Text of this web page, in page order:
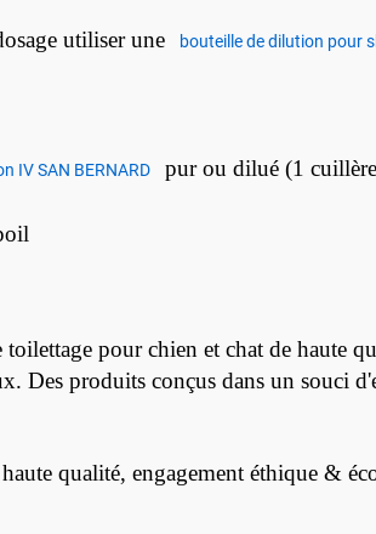
utiliser une bouteille de dilution pour
IV SAN BERNARD
pur ou dilué (1
pour chien et chat de haute
Des produits conçus dans un souci
qualité, engagement éthique &